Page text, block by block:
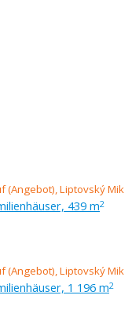
439 m2
1 196 m2